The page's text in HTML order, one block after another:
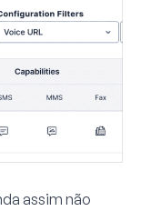
assim não